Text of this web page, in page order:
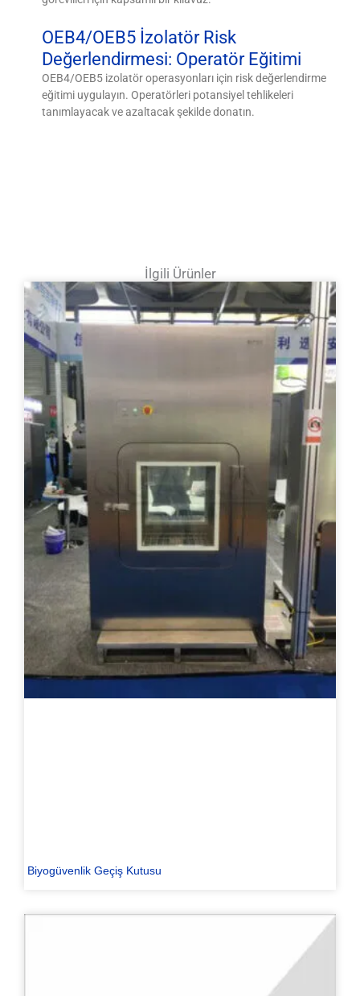
OEB4/OEB5 İzolatör Risk
Değerlendirmesi: Operatör Eğitimi
OEB4/OEB5 izolatör operasyonları için risk değerlendirme
eğitimi uygulayın. Operatörleri potansiyel tehlikeleri
tanımlayacak ve azaltacak şekilde donatın.
İlgili Ürünler
Biyogüvenlik Geçiş Kutusu